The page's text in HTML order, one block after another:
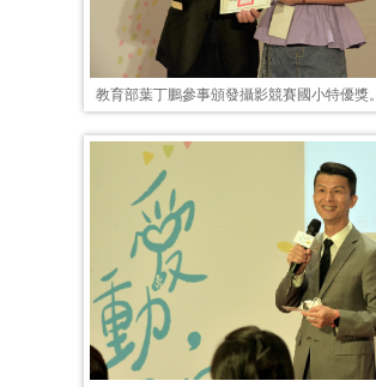
教育部葉丁鵬參事頒發攝影競賽國小特優獎。